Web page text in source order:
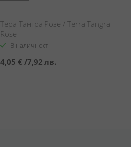
Тера Тангра Розе / Terra Tangra
Rose
В наличност
4,05 € /7,92 лв.